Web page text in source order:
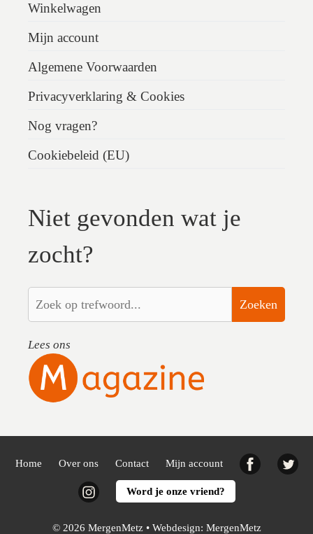
Winkelwagen
Mijn account
Algemene Voorwaarden
Privacyverklaring & Cookies
Nog vragen?
Cookiebeleid (EU)
Niet gevonden wat je
zocht?
Zoeken
Lees ons
Home Over ons Contact Mijn account Facebook
InstagramWord je onze vriend?
© 2026 MergenMetz • Webdesign: MergenMetz